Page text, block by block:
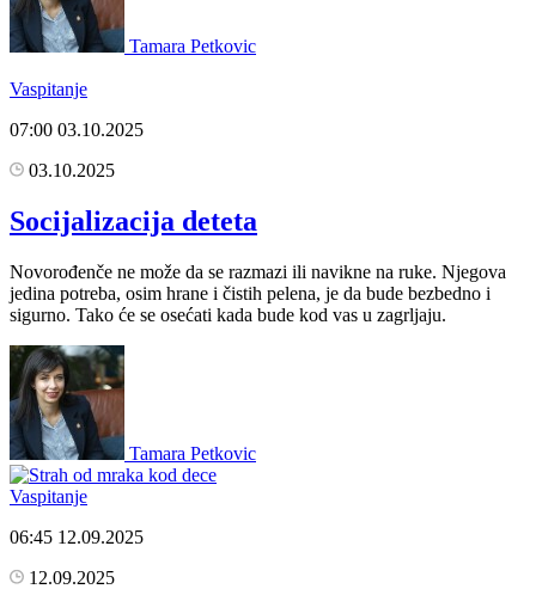
Tamara Petkovic
Vaspitanje
07:00 03.10.2025
03.10.2025
Socijalizacija deteta
Novorođenče ne može da se razmazi ili navikne na ruke. Njegova
jedina potreba, osim hrane i čistih pelena, je da bude bezbedno i
sigurno. Tako će se osećati kada bude kod vas u zagrljaju.
Tamara Petkovic
Vaspitanje
06:45 12.09.2025
12.09.2025